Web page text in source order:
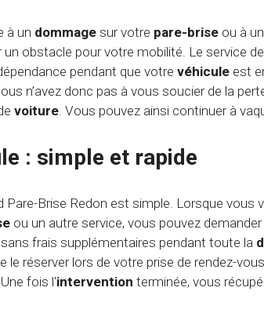
à un dommage sur votre pare-brise ou à
un obstacle pour votre mobilité. Le service de
pendant que votre véhicule est
n’avez donc pas à vous soucier de la
voiture. Vous pouvez ainsi continuer à
: simple et rapide
Pare-Brise Redon est simple. Lorsque vous
ou un autre service, vous pouvez demander
frais supplémentaires pendant toute la
le réserver lors de votre prise de rendez-
fois l'intervention terminée, vous